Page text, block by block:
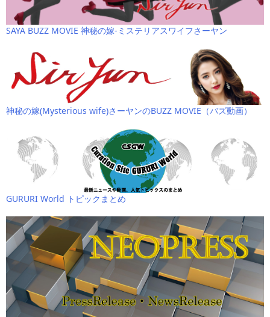
SAYA BUZZ MOVIE 神秘の嫁-ミステリアスワイフさーヤン
神秘の嫁(Mysterious wife)さーヤンのBUZZ MOVIE（バズ動画）
GURURI World トピックまとめ